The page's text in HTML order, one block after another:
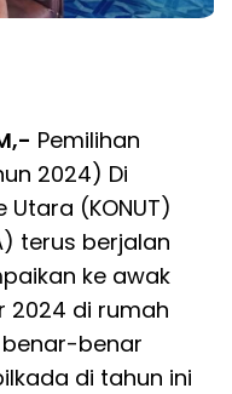
Pemilihan
2024) Di
(KONUT)
terus berjalan
ke awak
2024 di rumah
benar
di tahun ini